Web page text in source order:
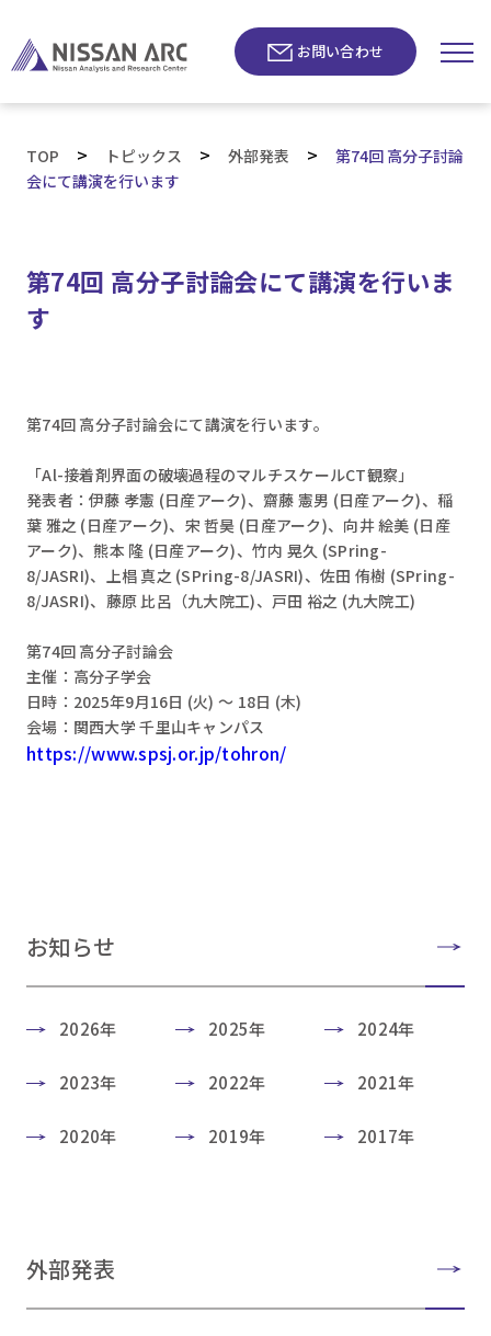
お問い合わせ
TOP > トピックス > 外部発表 > 第74回 高分子討論
会にて講演を行います
第74回 高分子討論会にて講演を行いま
す
第74回 高分子討論会にて講演を行います。
「Al-接着剤界面の破壊過程のマルチスケールCT観察」
発表者：伊藤 孝憲 (日産アーク)、齋藤 憲男 (日産アーク)、稲
葉 雅之 (日産アーク)、宋 哲昊 (日産アーク)、向井 絵美 (日産
アーク)、熊本 隆 (日産アーク)、竹内 晃久 (SPring-
8/JASRI)、上椙 真之 (SPring-8/JASRI)、佐田 侑樹 (SPring-
8/JASRI)、藤原 比呂（九大院工)、戸田 裕之 (九大院工)
第74回 高分子討論会
主催：高分子学会
日時：2025年9月16日 (火) ～ 18日 (木)
会場：関西大学 千里山キャンパス
https://www.spsj.or.jp/tohron/
お知らせ
2026年 2025年 2024年
2023年 2022年 2021年
2020年 2019年 2017年
外部発表